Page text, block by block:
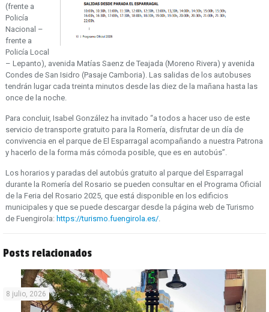
(frente a
Policía
Nacional –
frente a
Policía Local
– Lepanto), avenida Matías Saenz de Teajada (Moreno Rivera) y avenida
Condes de San Isidro (Pasaje Camboria). Las salidas de los autobuses
tendrán lugar cada treinta minutos desde las diez de la mañana hasta las
once de la noche.
Para concluir, Isabel González ha invitado “a todos a hacer uso de este
servicio de transporte gratuito para la Romería, disfrutar de un día de
convivencia en el parque de El Esparragal acompañando a nuestra Patrona
y hacerlo de la forma más cómoda posible, que es en autobús”.
Los horarios y paradas del autobús gratuito al parque del Esparragal
durante la Romería del Rosario se pueden consultar en el Programa Oficial
de la Feria del Rosario 2025, que está disponible en los edificios
municipales y que se puede descargar desde la página web de Turismo
de Fuengirola: https://turismo.fuengirola.es/
Posts relacionados
8 julio, 2026